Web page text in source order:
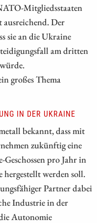
Mitgliedsstaaten
Der
sie an die Ukraine
am dritten
großes Thema
IN DER UKRAINE
bekannt, dass mit
zukünftig eine
pro Jahr in
werden soll.
Partner dabei
Industrie in der
Autonomie